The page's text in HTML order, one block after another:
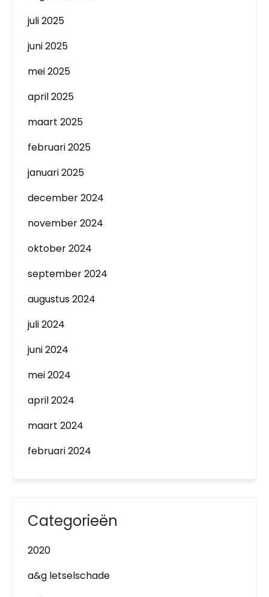
juli 2025
juni 2025
mei 2025
april 2025
maart 2025
februari 2025
januari 2025
december 2024
november 2024
oktober 2024
september 2024
augustus 2024
juli 2024
juni 2024
mei 2024
april 2024
maart 2024
februari 2024
Categorieën
2020
a&g letselschade